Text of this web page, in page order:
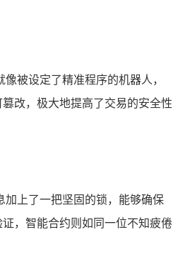
被设定了精准程序的机器人，
改，极大地提高了交易的安全性
加上了一把坚固的锁，能够确保
，智能合约则如同一位不知疲倦